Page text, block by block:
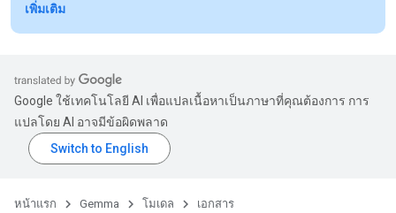
เพิ่มเติม
Google ใช้เทคโนโลยี AI เพื่อแปลเนื้อหาเป็นภาษาที่คุณต้องการ การ
แปลโดย AI อาจมีข้อผิดพลาด
หน้าแรก Gemma โมเดล เอกสาร